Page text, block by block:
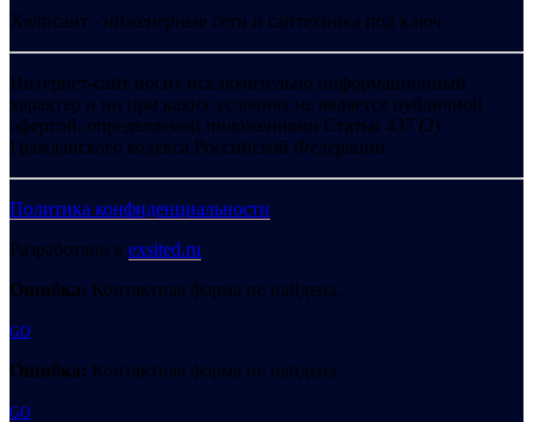
Хелпсант - инженерные сети и сантехника под ключ
Интернет-сайт носит исключительно информационный
характер и ни при каких условиях не является публичной
офертой, определяемой положениями Статьи 437 (2)
Гражданского кодекса Российской Федерации.
Политика конфиденциальности
Разработано в exsited.ru
Ошибка: Контактная форма не найдена.
GO
Ошибка: Контактная форма не найдена.
GO